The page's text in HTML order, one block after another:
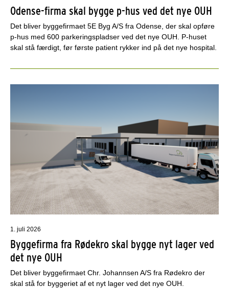
Odense-firma skal bygge p-hus ved det nye OUH
Det bliver byggefirmaet 5E Byg A/S fra Odense, der skal opføre
p-hus med 600 parkeringspladser ved det nye OUH. P-huset
skal stå færdigt, før første patient rykker ind på det nye hospital.
1. juli 2026
Byggefirma fra Rødekro skal bygge nyt lager ved
det nye OUH
Det bliver byggefirmaet Chr. Johannsen A/S fra Rødekro der
skal stå for byggeriet af et nyt lager ved det nye OUH.